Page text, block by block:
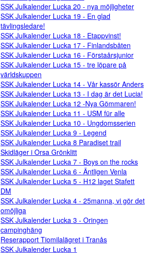
SSK Julkalender Lucka 20 - nya möjligheter
SSK Julkalender Lucka 19 - En glad
tävlingsledare!
SSK Julkalender Lucka 18 - Etappvinst!
SSK Julkalender Lucka 17 - Finlandsbåten
SSK Julkalender Lucka 16 - Förstaårsjunior
SSK Julkalender Lucka 15 - tre löpare på
världskuppen
SSK Julkalender Lucka 14 - Vår kassör Anders
SSK Julkalender Lucka 13 - I dag är det Lucia!
SSK Julkalender Lucka 12 -Nya Gömmaren!
SSK Julkalender Lucka 11 - USM für alle
SSK Julkalender Lucka 10 - Ungdomsserien
SSK Julkalender Lucka 9 - Legend
SSK Julkalender Lucka 8 Paradiset trail
Skidläger i Orsa Grönklitt
SSK Julkalender Lucka 7 - Boys on the rocks
SSK Julkalender Lucka 6 - Äntligen Venla
SSK Julkalender Lucka 5 - H12 laget Stafett
DM
SSK Julkalender Lucka 4 - 25manna, vi gör det
omöjliga
SSK Julkalender Lucka 3 - Oringen
campinghäng
Reserapport Tiomilalägret i Tranås
SSK Julkalender Lucka 1